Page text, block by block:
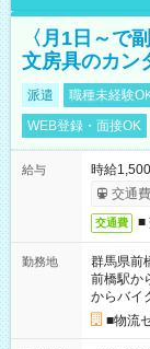
〈月1日～で
文房具のカン
派遣 職種未経験
WEB登録・面接OK
給与
時給
交通
交通費 ■
勤務地
群馬県前
前橋駅か
からバイ
■物流